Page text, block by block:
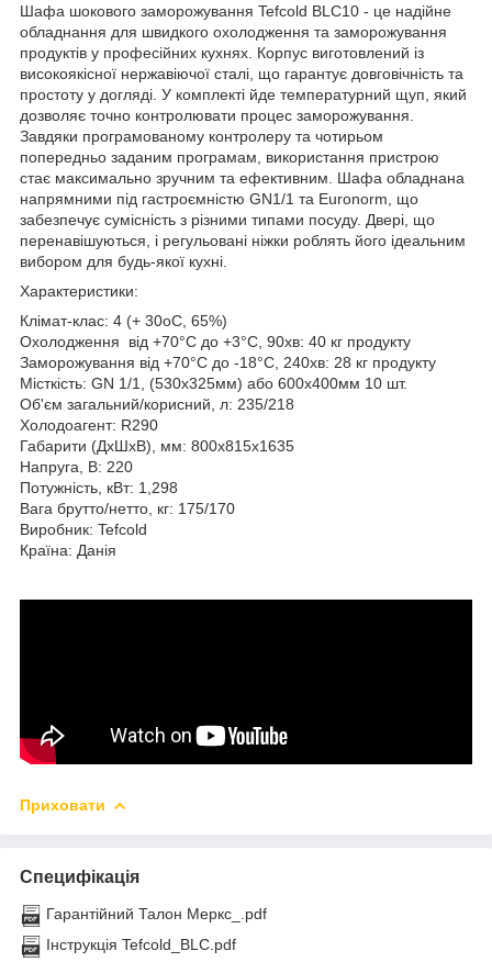
Шафа шокового заморожування Tefcold BLC10 - це надійне
обладнання для швидкого охолодження та заморожування
продуктів у професійних кухнях. Корпус виготовлений із
високоякісної нержавіючої сталі, що гарантує довговічність та
простоту у догляді. У комплекті йде температурний щуп, який
дозволяє точно контролювати процес заморожування.
Завдяки програмованому контролеру та чотирьом
попередньо заданим програмам, використання пристрою
стає максимально зручним та ефективним. Шафа обладнана
напрямними під гастроємністю GN1/1 та Euronorm, що
забезпечує сумісність з різними типами посуду. Двері, що
перенавішуються, і регульовані ніжки роблять його ідеальним
вибором для будь-якої кухні.
Характеристики:
Клімат-клас: 4 (+ 30оС, 65%)
Охолодження від +70°C до +3°С, 90хв: 40 кг продукту
Заморожування від +70°C до -18°С, 240хв: 28 кг продукту
Місткість: GN 1/1, (530х325мм) або 600х400мм 10 шт.
Об'єм загальний/корисний, л: 235/218
Холодоагент: R290
Габарити (ДхШхВ), мм: 800х815х1635
Напруга, В: 220
Потужність, кВт: 1,298
Вага брутто/нетто, кг: 175/170
Виробник: Tefcold
Країна: Данія
Приховати
Специфікація
Гарантійний Талон Меркс_.pdf
Інструкція Tefcold_BLC.pdf